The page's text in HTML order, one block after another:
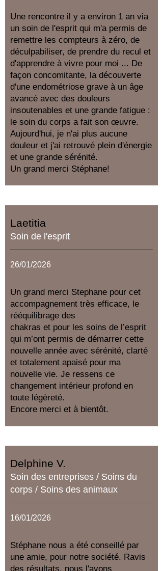
Une rencontre il y a environ 1 an via
un soin de l'esprit qui m'a permis de
remettre les compteurs à zéro, de
déculpabiliser, de prendre du recul et
d'apprendre à vivre pour moi ... De
façon concomitante, la découverte
d'une endométriose grave à un âge
avancé avec des douleurs
insoutenables et une grande fatigue :
le soin du corps a fait son œuvre.
Aujourd'hui, je n'ai plus aucune
douleur et j'ai retrouvé plein d'énergie
et une grande sérénité.
Un grand merci Stéphane!
Laetitia
Soin de l'esprit
26/01/2026
​Un grand merci Stephane pour cet
accompagnement très efficace, le
rééquilibrage des
chakras et pour les soins de l’esprit
qui m’ont permis de démarrer cette
nouvelle année avec sérénité, clarté
et totalement apaisé pour ma
nouvelle vie. Je ressens ce
changement intérieur profond en
toute légèreté.
Encore merci et à bientôt.
Delphine V.
Soin des entreprises / Soins du
corps / Soins des animaux
16/01/2026
Stéphane nous a été conseillé par
une amie, pour notre société. Ravis
des résultats, nous l'avons